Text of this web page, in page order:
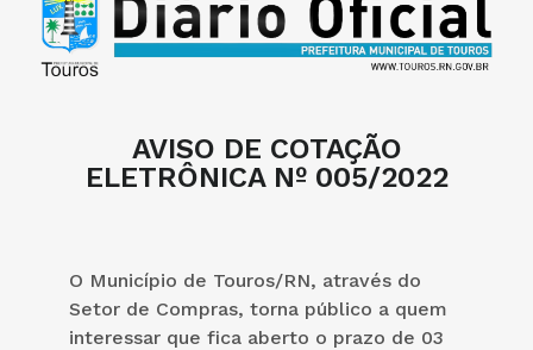
AVISO DE COTAÇÃO
ELETRÔNICA Nº 005/2022
O Município de Touros/RN, através do
Setor de Compras, torna público a quem
interessar que fica aberto o prazo de 03
PERGUNTAS FREQUENTES